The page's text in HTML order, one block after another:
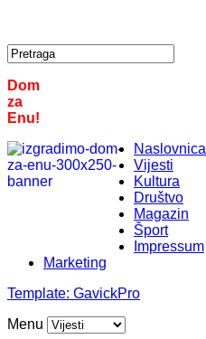
Dom
za
Enu!
Naslovnica
Vijesti
Kultura
Društvo
Magazin
Šport
Impressum
Marketing
Template: GavickPro
Menu